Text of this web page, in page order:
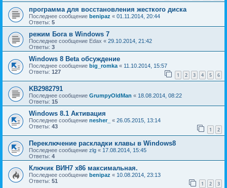
программа для восстановления жесткого диска
Последнее сообщение benipaz « 01.11.2014, 20:44
Ответы: 5
режим Бога в Windows 7
Последнее сообщение Edax « 29.10.2014, 21:42
Ответы: 3
Windows 8 Beta обсуждение
Последнее сообщение big_romka« 11.10.2014, 15:57
Ответы: 127 1 2 3 4 5 6
KB2982791
Последнее сообщение GrumpyOldMan « 18.08.2014, 08:22
Ответы: 15
Windows 8.1 Активация
Последнее сообщение nesher_ « 26.05.2015, 13:14
Ответы: 43 1 2
Переключение раскладки клавы в Windows8
Последнее сообщение zlg « 17.08.2014, 15:45
Ответы: 4
Ключик ВИН7 х86 максимальная.
Последнее сообщение benipaz « 10.08.2014, 23:13
Ответы: 51 1 2 3